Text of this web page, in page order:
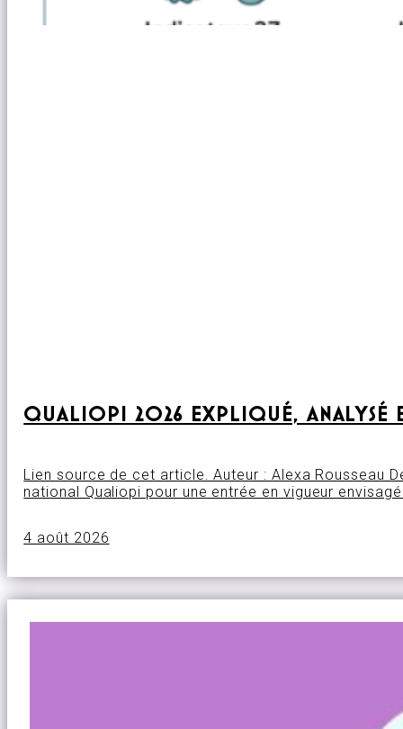
QUALIOPI 2026 EXPLIQUÉ, ANALYSÉ
Lien source de cet article. Auteur : Alexa Rousseau
national Qualiopi pour une entrée en vigueur
4 août 2026